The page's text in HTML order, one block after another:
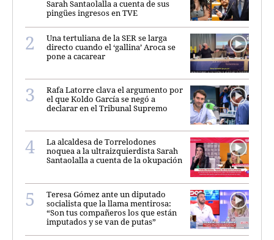
Sarah Santaolalla a cuenta de sus
pingües ingresos en TVE
Una tertuliana de la SER se larga
directo cuando el ‘gallina’ Aroca se
pone a cacarear
Rafa Latorre clava el argumento por
el que Koldo García se negó a
declarar en el Tribunal Supremo
La alcaldesa de Torrelodones
noquea a la ultraizquierdista Sarah
Santaolalla a cuenta de la okupación
Teresa Gómez ante un diputado
socialista que la llama mentirosa:
“Son tus compañeros los que están
imputados y se van de putas”